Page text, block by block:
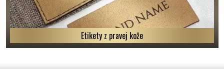
Etikety z pravej kože